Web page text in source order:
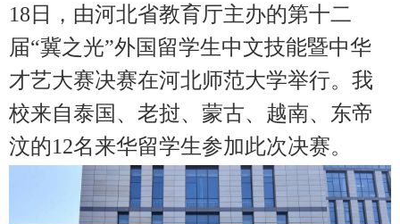
18日，由河北省教育厅主办的第十二
届“冀之光”外国留学生中文技能暨中华
才艺大赛决赛在河北师范大学举行。我
校来自泰国、老挝、蒙古、越南、东帝
汶的12名来华留学生参加此次决赛。